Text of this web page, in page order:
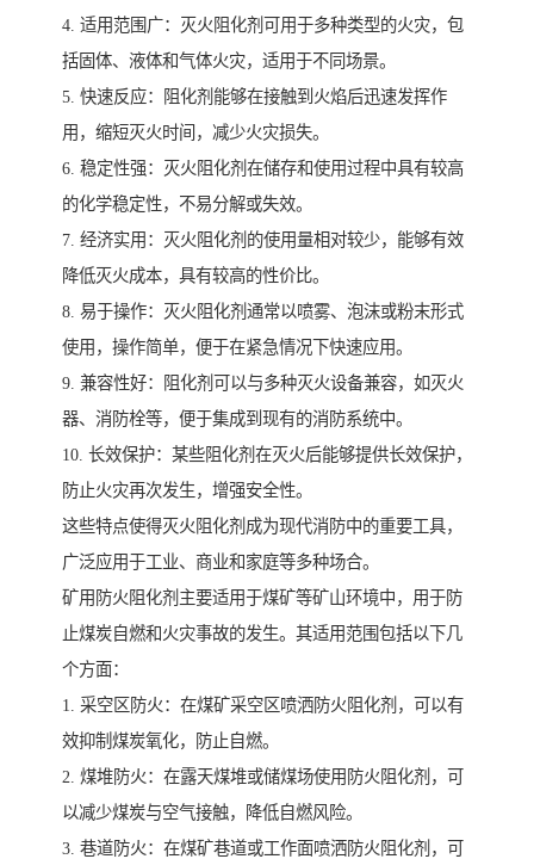
4. 适用范围广：灭火阻化剂可用于多种类型的火灾，包
括固体、液体和气体火灾，适用于不同场景。
5. 快速反应：阻化剂能够在接触到火焰后迅速发挥作
用，缩短灭火时间，减少火灾损失。
6. 稳定性强：灭火阻化剂在储存和使用过程中具有较高
的化学稳定性，不易分解或失效。
7. 经济实用：灭火阻化剂的使用量相对较少，能够有效
降低灭火成本，具有较高的性价比。
8. 易于操作：灭火阻化剂通常以喷雾、泡沫或粉末形式
使用，操作简单，便于在紧急情况下快速应用。
9. 兼容性好：阻化剂可以与多种灭火设备兼容，如灭火
器、消防栓等，便于集成到现有的消防系统中。
10. 长效保护：某些阻化剂在灭火后能够提供长效保护，
防止火灾再次发生，增强安全性。
这些特点使得灭火阻化剂成为现代消防中的重要工具，
广泛应用于工业、商业和家庭等多种场合。
矿用防火阻化剂主要适用于煤矿等矿山环境中，用于防
止煤炭自燃和火灾事故的发生。其适用范围包括以下几
个方面：
1. 采空区防火：在煤矿采空区喷洒防火阻化剂，可以有
效抑制煤炭氧化，防止自燃。
2. 煤堆防火：在露天煤堆或储煤场使用防火阻化剂，可
以减少煤炭与空气接触，降低自燃风险。
3. 巷道防火：在煤矿巷道或工作面喷洒防火阻化剂，可